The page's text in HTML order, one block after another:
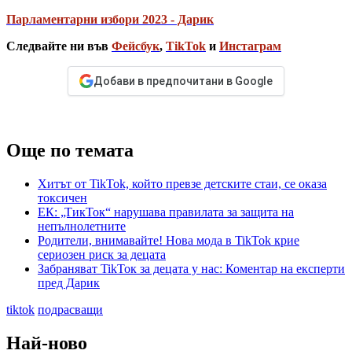
Парламентарни избори 2023 - Дарик
Следвайте ни във Фейсбук, TikTok и Инстаграм
Добави в предпочитани в Google
Още по темата
Хитът от TikTok, който превзе детските стаи, се оказа
токсичен
ЕК: „ТикТок“ нарушава правилата за защита на
непълнолетните
Родители, внимавайте! Нова мода в TikTok крие
сериозен риск за децата
Забраняват TikToк за децата у нас: Коментар на експерти
пред Дарик
tiktok подрасващи
Най-ново